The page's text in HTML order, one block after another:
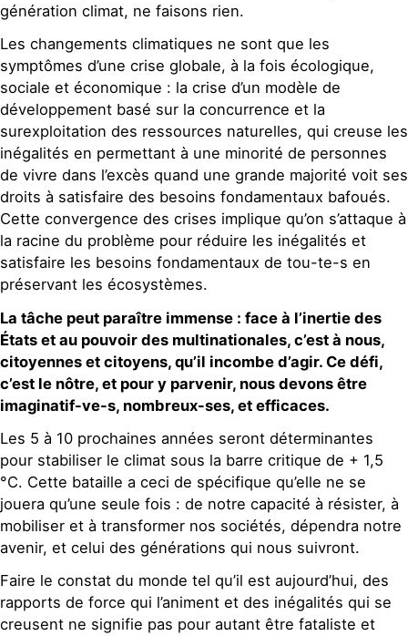
génération climat, ne faisons rien.
Les changements climatiques ne sont que les
symptômes d’une crise globale, à la fois écologique,
sociale et économique : la crise d’un modèle de
développement basé sur la concurrence et la
surexploitation des ressources naturelles, qui creuse les
inégalités en permettant à une minorité de personnes
de vivre dans l’excès quand une grande majorité voit ses
droits à satisfaire des besoins fondamentaux bafoués.
Cette convergence des crises implique qu’on s’attaque à
la racine du problème pour réduire les inégalités et
satisfaire les besoins fondamentaux de tou-te-s en
préservant les écosystèmes.
La tâche peut paraître immense : face à l’inertie des
États et au pouvoir des multinationales, c’est à nous,
citoyennes et citoyens, qu’il incombe d’agir. Ce défi,
c’est le nôtre, et pour y parvenir, nous devons être
imaginatif-ve-s, nombreux-ses, et efficaces.
Les 5 à 10 prochaines années seront déterminantes
pour stabiliser le climat sous la barre critique de + 1,5
°C. Cette bataille a ceci de spécifique qu’elle ne se
jouera qu’une seule fois : de notre capacité à résister, à
mobiliser et à transformer nos sociétés, dépendra notre
avenir, et celui des générations qui nous suivront.
Faire le constat du monde tel qu’il est aujourd’hui, des
rapports de force qui l’animent et des inégalités qui se
creusent ne signifie pas pour autant être fataliste et